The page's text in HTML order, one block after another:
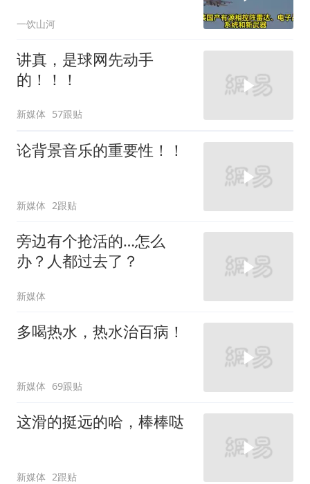
一饮山河
讲真，是球网先动手
的！！！
新媒体 57跟贴
论背景音乐的重要性！！
新媒体 2跟贴
旁边有个抢活的…怎么
办？人都过去了？
新媒体
多喝热水，热水治百病！
新媒体 69跟贴
这滑的挺远的哈，棒棒哒
新媒体 2跟贴